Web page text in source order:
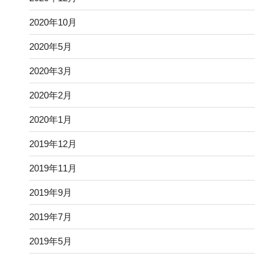
2020年10月
2020年5月
2020年3月
2020年2月
2020年1月
2019年12月
2019年11月
2019年9月
2019年7月
2019年5月